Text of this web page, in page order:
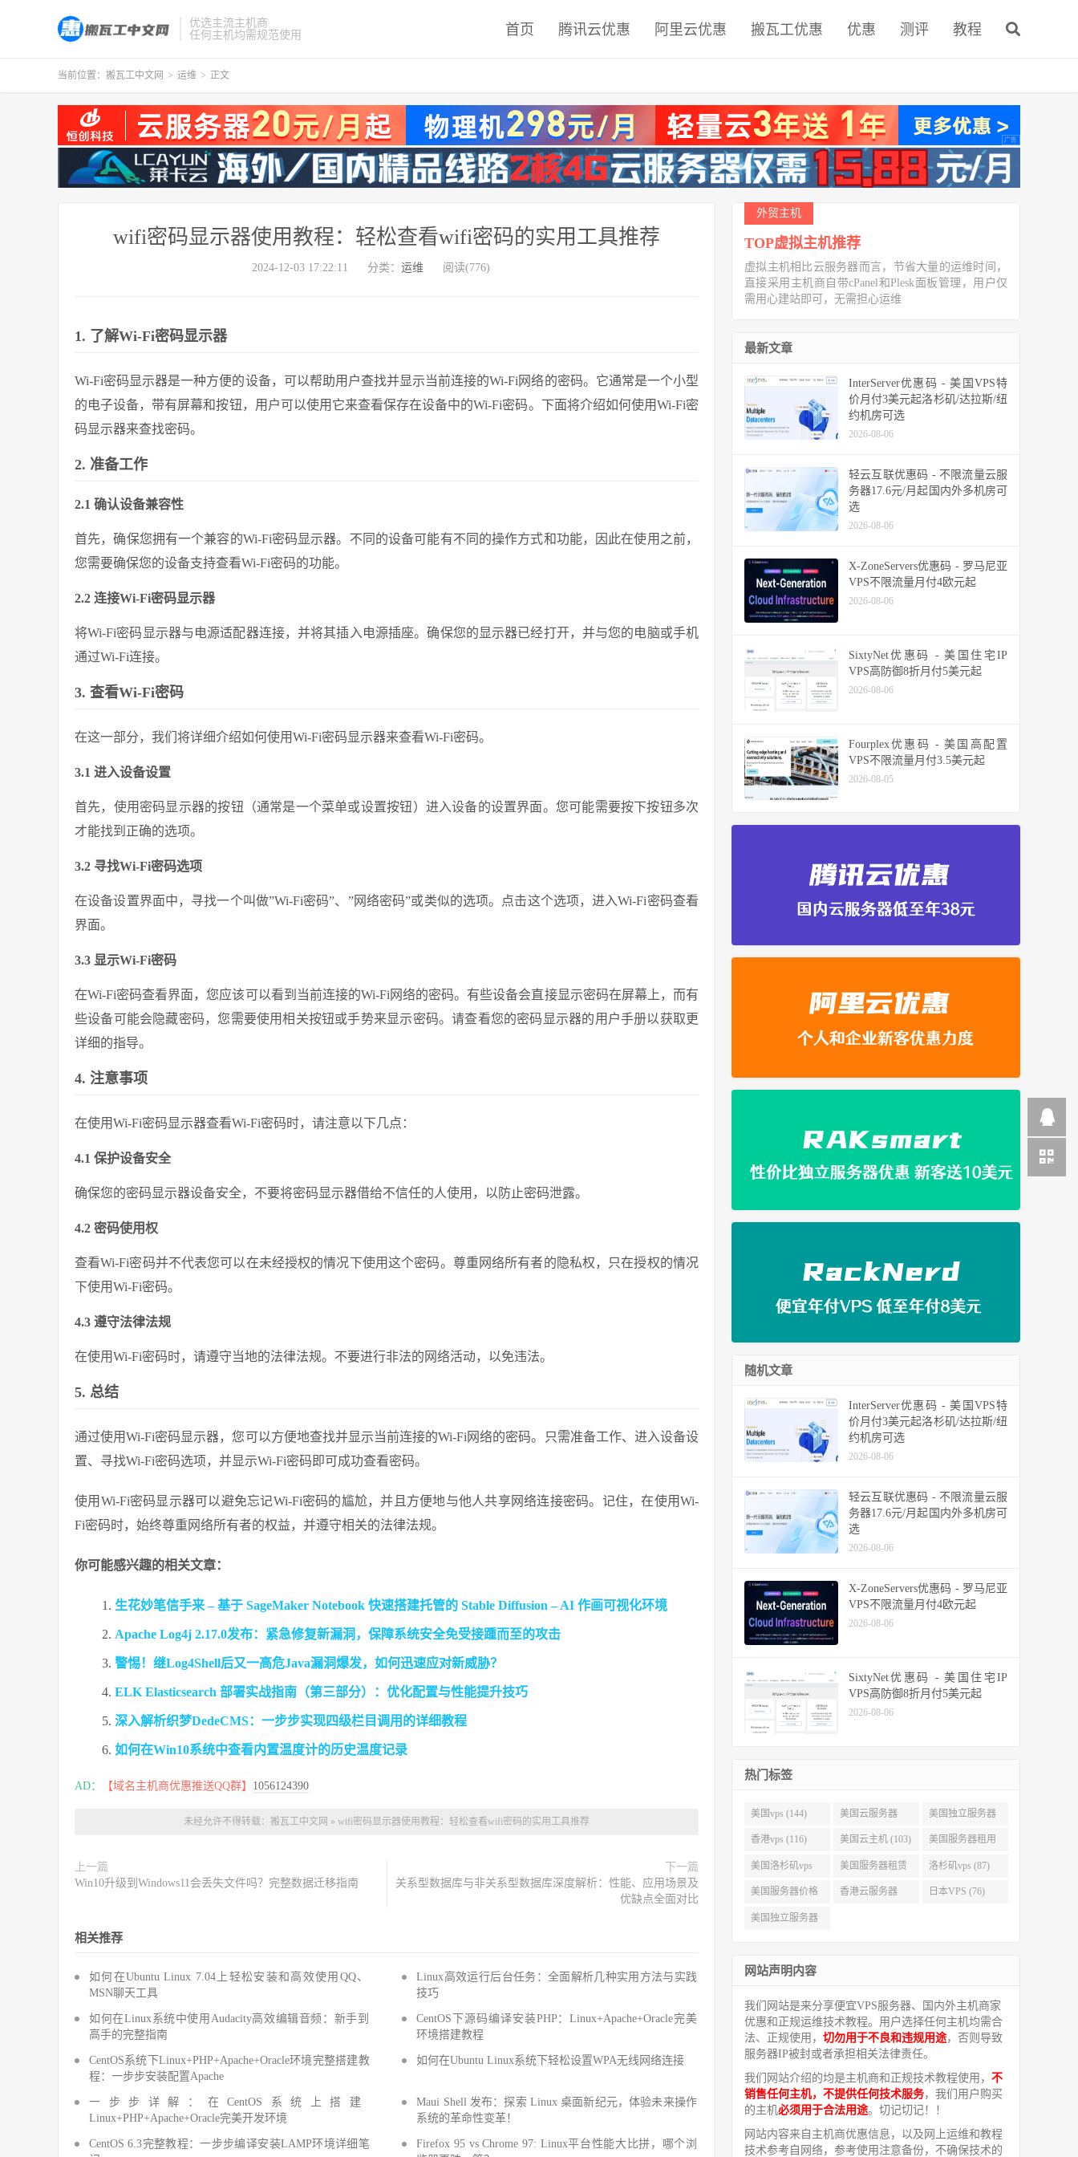
优选主流主机商
任何主机均需规范使用
首页 腾讯云优惠 阿里云优惠 搬瓦工优惠 优惠 测评 教程
当前位置： 搬瓦工中文网 > 运维 > 正文
wifi密码显示器使用教程：轻松查看wifi密码的实用工具推荐
2024-12-03 17:22:11 分类： 运维 阅读(776)
1. 了解Wi-Fi密码显示器
Wi-Fi密码显示器是一种方便的设备，可以帮助用户查找并显示当前连接的Wi-Fi网络的密码。它通常是一个小型
的电子设备，带有屏幕和按钮，用户可以使用它来查看保存在设备中的Wi-Fi密码。下面将介绍如何使用Wi-Fi密
码显示器来查找密码。
2. 准备工作
2.1 确认设备兼容性
首先，确保您拥有一个兼容的Wi-Fi密码显示器。不同的设备可能有不同的操作方式和功能，因此在使用之前，
您需要确保您的设备支持查看Wi-Fi密码的功能。
2.2 连接Wi-Fi密码显示器
将Wi-Fi密码显示器与电源适配器连接，并将其插入电源插座。确保您的显示器已经打开，并与您的电脑或手机
通过Wi-Fi连接。
3. 查看Wi-Fi密码
在这一部分，我们将详细介绍如何使用Wi-Fi密码显示器来查看Wi-Fi密码。
3.1 进入设备设置
首先，使用密码显示器的按钮（通常是一个菜单或设置按钮）进入设备的设置界面。您可能需要按下按钮多次
才能找到正确的选项。
3.2 寻找Wi-Fi密码选项
在设备设置界面中，寻找一个叫做”Wi-Fi密码”、”网络密码”或类似的选项。点击这个选项，进入Wi-Fi密码查看
界面。
3.3 显示Wi-Fi密码
在Wi-Fi密码查看界面，您应该可以看到当前连接的Wi-Fi网络的密码。有些设备会直接显示密码在屏幕上，而有
些设备可能会隐藏密码，您需要使用相关按钮或手势来显示密码。请查看您的密码显示器的用户手册以获取更
详细的指导。
4. 注意事项
在使用Wi-Fi密码显示器查看Wi-Fi密码时，请注意以下几点：
4.1 保护设备安全
确保您的密码显示器设备安全，不要将密码显示器借给不信任的人使用，以防止密码泄露。
4.2 密码使用权
查看Wi-Fi密码并不代表您可以在未经授权的情况下使用这个密码。尊重网络所有者的隐私权，只在授权的情况
下使用Wi-Fi密码。
4.3 遵守法律法规
在使用Wi-Fi密码时，请遵守当地的法律法规。不要进行非法的网络活动，以免违法。
5. 总结
通过使用Wi-Fi密码显示器，您可以方便地查找并显示当前连接的Wi-Fi网络的密码。只需准备工作、进入设备设
置、寻找Wi-Fi密码选项，并显示Wi-Fi密码即可成功查看密码。
使用Wi-Fi密码显示器可以避免忘记Wi-Fi密码的尴尬，并且方便地与他人共享网络连接密码。记住，在使用Wi-
Fi密码时，始终尊重网络所有者的权益，并遵守相关的法律法规。
你可能感兴趣的相关文章：
生花妙笔信手来 – 基于 SageMaker Notebook 快速搭建托管的 Stable Diffusion – AI 作画可视化环境
Apache Log4j 2.17.0发布：紧急修复新漏洞，保障系统安全免受接踵而至的攻击
警惕！继Log4Shell后又一高危Java漏洞爆发，如何迅速应对新威胁？
ELK Elasticsearch 部署实战指南（第三部分）：优化配置与性能提升技巧
深入解析织梦DedeCMS：一步步实现四级栏目调用的详细教程
如何在Win10系统中查看内置温度计的历史温度记录
AD： 【域名主机商优惠推送QQ群】 1056124390
未经允许不得转载： 搬瓦工中文网 » wifi密码显示器使用教程：轻松查看wifi密码的实用工具推荐
上一篇
Win10升级到Windows11会丢失文件吗？完整数据迁移指南
下一篇
关系型数据库与非关系型数据库深度解析：性能、应用场景及
优缺点全面对比
相关推荐
如何在Ubuntu Linux 7.04上轻松安装和高效使用QQ、
MSN聊天工具
Linux高效运行后台任务：全面解析几种实用方法与实践
技巧
如何在Linux系统中使用Audacity高效编辑音频：新手到
高手的完整指南
CentOS下源码编译安装PHP：Linux+Apache+Oracle完美
环境搭建教程
CentOS系统下Linux+PHP+Apache+Oracle环境完整搭建教
程：一步步安装配置Apache
如何在Ubuntu Linux系统下轻松设置WPA无线网络连接
一步步详解：在CentOS系统上搭建
Linux+PHP+Apache+Oracle完美开发环境
Maui Shell 发布：探索 Linux 桌面新纪元，体验未来操作
系统的革命性变革！
CentOS 6.3完整教程：一步步编译安装LAMP环境详细笔
Firefox 95 vs Chrome 97: Linux平台性能大比拼，哪个浏
外贸主机
TOP虚拟主机推荐
虚拟主机相比云服务器而言，节省大量的运维时间，
直接采用主机商自带cPanel和Plesk面板管理，用户仅
需用心建站即可，无需担心运维
最新文章
InterServer优惠码 - 美国VPS特
价月付3美元起洛杉矶/达拉斯/纽
约机房可选
2026-08-06
轻云互联优惠码 - 不限流量云服
务器17.6元/月起国内外多机房可
选
2026-08-06
X-ZoneServers优惠码 - 罗马尼亚
VPS不限流量月付4欧元起
2026-08-06
SixtyNet优惠码 - 美国住宅IP
VPS高防御8折月付5美元起
2026-08-06
Fourplex优惠码 - 美国高配置
VPS不限流量月付3.5美元起
2026-08-05
随机文章
InterServer优惠码 - 美国VPS特
价月付3美元起洛杉矶/达拉斯/纽
约机房可选
2026-08-06
轻云互联优惠码 - 不限流量云服
务器17.6元/月起国内外多机房可
选
2026-08-06
X-ZoneServers优惠码 - 罗马尼亚
VPS不限流量月付4欧元起
2026-08-06
SixtyNet优惠码 - 美国住宅IP
VPS高防御8折月付5美元起
2026-08-06
热门标签
美国vps (144) 美国云服务器
(143)
美国独立服务器
(118)
香港vps (116) 美国云主机 (103) 美国服务器租用
(99)
美国洛杉矶vps
(94)
美国服务器租赁
(91)
洛杉矶vps (87)
美国服务器价格
(82)
香港云服务器 日本VPS (76)
美国独立服务器
网站声明内容
我们网站是来分享便宜VPS服务器、国内外主机商家
优惠和正规运维技术教程。用户选择任何主机均需合
法、正规使用， 切勿用于不良和违规用途，否则导致
服务器IP被封或者承担相关法律责任。
我们网站介绍的均是主机商和正规技术教程使用， 不
销售任何主机，不提供任何技术服务，我们用户购买
的主机必须用于合法用途。切记切记！！
网站内容来自主机商优惠信息，以及网上运维和教程
技术参考自网络，参考使用注意备份，不确保技术的